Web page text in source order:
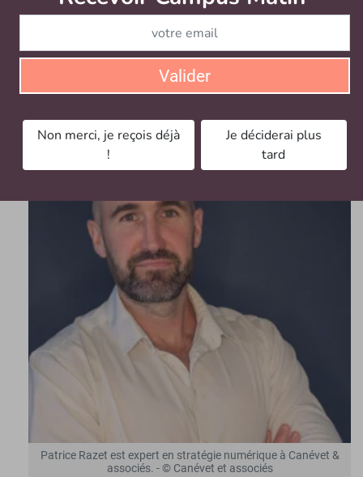
LinkedIn et Instagram forment aujourd’hui un duo
efficace pour les institutions, tandis que TikTok incarne
la nouvelle génération de réseaux sociaux.« En quittant
X, nous n’avons pas tout perdu : nous avons gagné en
qualité d’interactions sur LinkedIn »,note Isabelle
Patrice Razet est expert en stratégie numérique à Canévet &
associés. - © Canévet et associés
Valider
Non merci, je reçois déjà
!
Je déciderai plus
tard